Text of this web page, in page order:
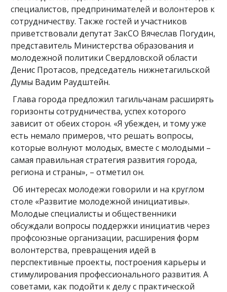
специалистов, предпринимателей и волонтеров к
сотрудничеству. Также гостей и участников
приветствовали депутат ЗакСО Вячеслав Погудин,
представитель Министерства образования и
молодежной политики Свердловской области
Денис Протасов, председатель нижнетагильской
Думы Вадим Раудштейн.
Глава города предложил тагильчанам расширять
горизонты сотрудничества, успех которого
зависит от обеих сторон. «Я убежден, и тому уже
есть немало примеров, что решать вопросы,
которые волнуют молодых, вместе с молодыми –
самая правильная стратегия развития города,
региона и страны», – отметил он.
Об интересах молодежи говорили и на круглом
столе «Развитие молодежной инициативы».
Молодые специалисты и общественники
обсуждали вопросы поддержки инициатив через
профсоюзные организации, расширения форм
волонтерства, превращения идей в
перспективные проекты, построения карьеры и
стимулирования профессионального развития. А
советами, как подойти к делу с практической